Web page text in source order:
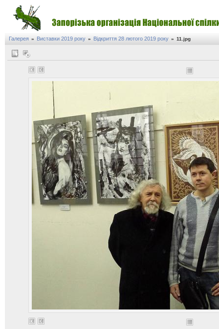
Галерея » Виставки 2019 року » Відкриття 28 лютого 2019 року » 11.jpg